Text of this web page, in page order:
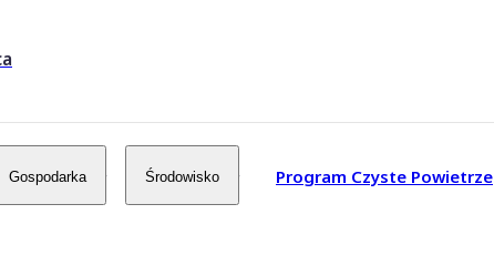
Gospodarka Środowisko Program Czyste Powietrze